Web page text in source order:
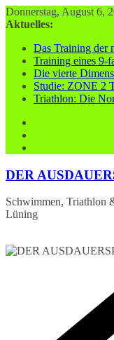
Zum
Inhalt
Donnerstag, August 6,
Aktuelles:
Das Training der
Training eines 9-
Die vierte
Studie: ZONE 2
Triathlon: Die
DER
Schwimmen, Triathlon
Lüning